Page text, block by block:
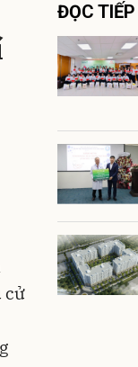
cử
ĐỌC TIẾP
Gửi